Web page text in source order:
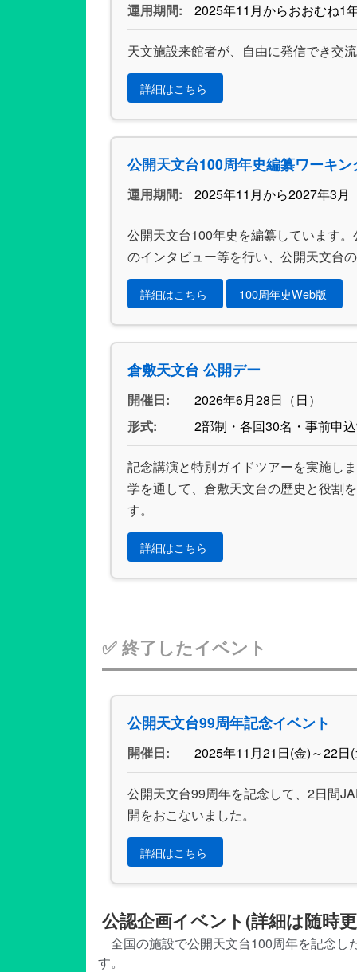
運用期間: 2025年11月からおおむね1
天文施設来館者が、自由に発信でき交
詳細はこちら
公開天文台100周年史編纂ワーキ
運用期間: 2025年11月から2027年3月
公開天文台100年史を編纂しています
のインタビュー等を行い、公開天文台
詳細はこちら 100周年史Web版
倉敷天文台 公開デー
開催日:
2026年6月28日（日）
形式:
2部制・各回30名・事前申
記念講演と特別ガイドツアーを実施し
学を通して、倉敷天文台の歴史と役割
す。
詳細はこちら
✅ 終了したイベント
公開天文台99周年記念イベント
開催日: 2025年11月21日(金)～22日
公開天文台99周年を記念して、2日間
開をおこないました。
詳細はこちら
公認企画イベント(詳細は随時
全国の施設で公開天文台100周年を記念
す。